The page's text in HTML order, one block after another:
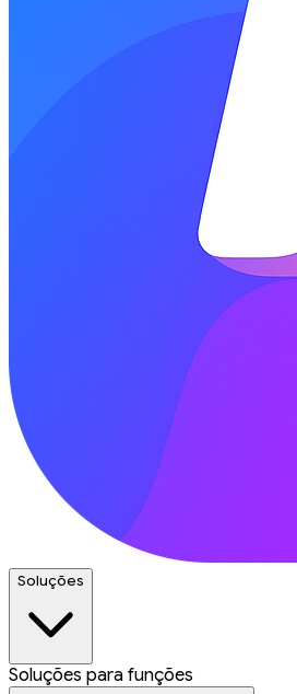
Soluções
Soluções para funções